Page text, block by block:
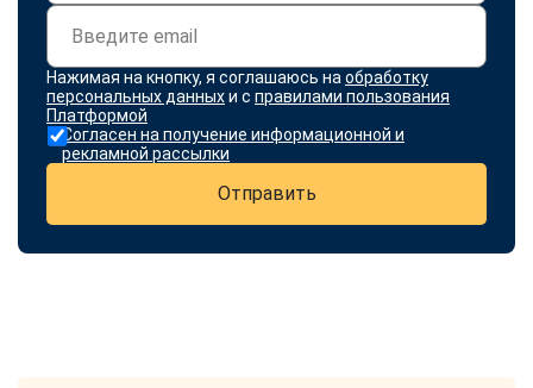
Нажимая на кнопку, я соглашаюсь на обработку
персональных данныхи с правилами пользования
Платформой
Согласен на получение информационной и
рекламной рассылки
Отправить